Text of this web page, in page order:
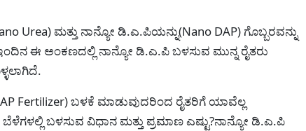
ಮತ್ತು ನಾನ್ಯೋ ಡಿ.ಎ.ಪಿಯನ್ನು(Nano DAP) ಗೊಬ್ಬರವನ್ನು
ಈ ಅಂಕಣದಲ್ಲಿ ನಾನ್ಯೋ ಡಿ.ಎ.ಪಿ ಬಳಸುವ ಮುನ್ನ ರೈತರು
Fertilizer) ಬಳಕೆ ಮಾಡುವುದರಿಂದ ರೈತರಿಗೆ ಯಾವೆಲ್ಲ
ಬಳಸುವ ವಿಧಾನ ಮತ್ತು ಪ್ರಮಾಣ ಎಷ್ಟು?ನಾನ್ಯೋ ಡಿ.ಎ.ಪಿ